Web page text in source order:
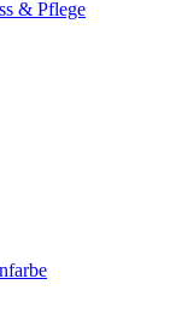
& Pflege